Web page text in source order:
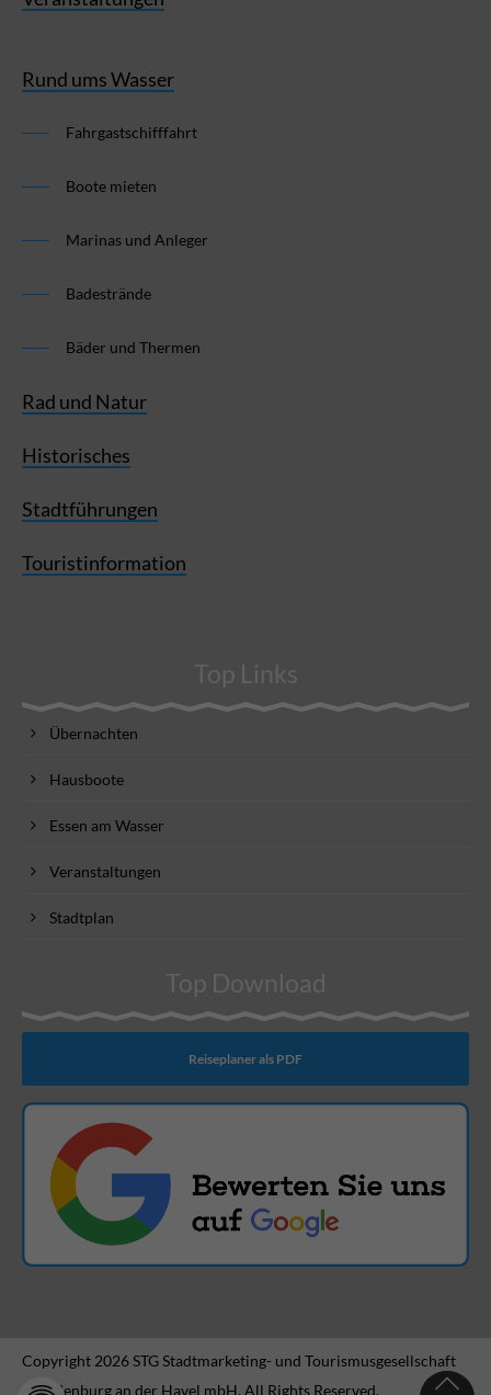
Rund ums Wasser
Fahrgastschifffahrt
Boote mieten
Marinas und Anleger
Badestrände
Bäder und Thermen
Rad und Natur
Historisches
Stadtführungen
Touristinformation
Top Links
Übernachten
Hausboote
Essen am Wasser
Veranstaltungen
Stadtplan
Top Download
Reiseplaner als PDF
Copyright 2026 STG Stadtmarketing- und Tourismusgesellschaft
Brandenburg an der Havel mbH. All Rights Reserved.